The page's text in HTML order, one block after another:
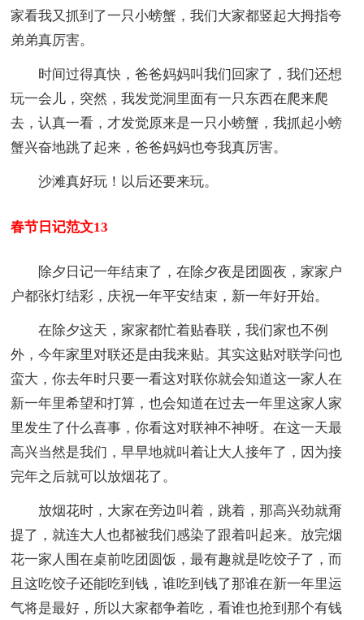
家看我又抓到了一只小螃蟹，我们大家都竖起大拇指夸
弟弟真厉害。
时间过得真快，爸爸妈妈叫我们回家了，我们还想
玩一会儿，突然，我发觉洞里面有一只东西在爬来爬
去，认真一看，才发觉原来是一只小螃蟹，我抓起小螃
蟹兴奋地跳了起来，爸爸妈妈也夸我真厉害。
沙滩真好玩！以后还要来玩。
春节日记范文13
除夕日记一年结束了，在除夕夜是团圆夜，家家户
户都张灯结彩，庆祝一年平安结束，新一年好开始。
在除夕这天，家家都忙着贴春联，我们家也不例
外，今年家里对联还是由我来贴。其实这贴对联学问也
蛮大，你去年时只要一看这对联你就会知道这一家人在
新一年里希望和打算，也会知道在过去一年里这家人家
里发生了什么喜事，你看这对联神不神呀。在这一天最
高兴当然是我们，早早地就叫着让大人接年了，因为接
完年之后就可以放烟花了。
放烟花时，大家在旁边叫着，跳着，那高兴劲就甭
提了，就连大人也都被我们感染了跟着叫起来。放完烟
花一家人围在桌前吃团圆饭，最有趣就是吃饺子了，而
且这吃饺子还能吃到钱，谁吃到钱了那谁在新一年里运
气将是最好，所以大家都争着吃，看谁也抢到那个有钱